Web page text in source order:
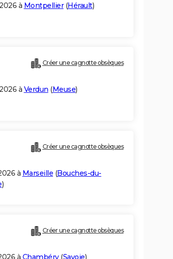
à Montpellier(Hérault)
Créer une cagnotte obsèques
à Verdun (Meuse)
Créer une cagnotte obsèques
à Marseille (Bouches-du-
)
Créer une cagnotte obsèques
à Chambéry(Savoie)